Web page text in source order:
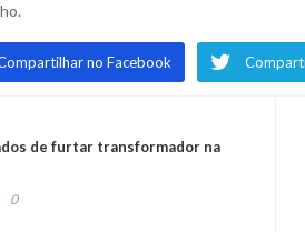
no Facebook
de furtar transformador na
0